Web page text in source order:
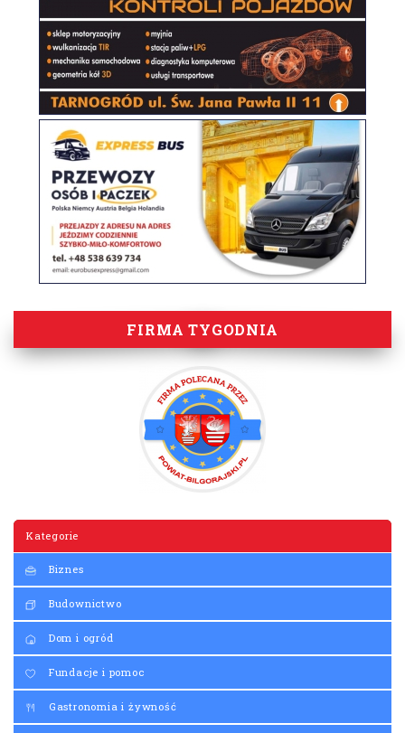
FIRMA TYGODNIA
Kategorie
Biznes
Budownictwo
Dom i ogród
Fundacje i pomoc
Gastronomia i żywność